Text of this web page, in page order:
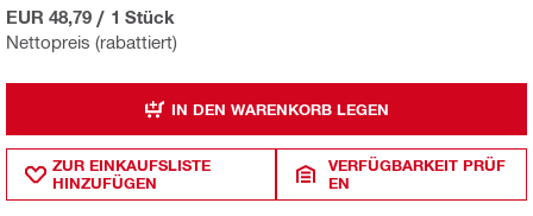
Nettopreis (rabattiert)
EUR 48,79 / 1 Stück
IN DEN WARENKORB LEGEN
ZUR EINKAUFSLISTE
HINZUFÜGEN
VERFÜGBARKEIT PRÜF
EN